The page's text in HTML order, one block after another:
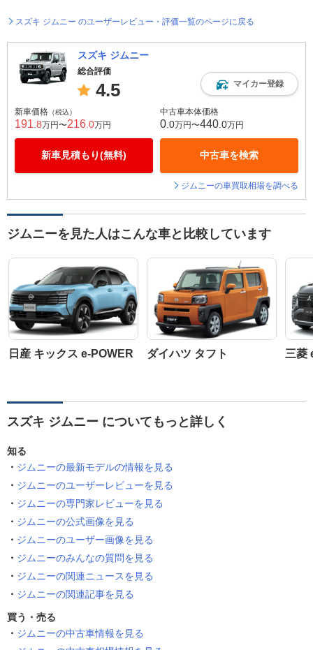
スズキ ジムニー のユーザーレビュー・評価一覧のページに戻る
スズキ ジムニー
総合評価
4.5 マイカー登録
新車価格 （税込）
191 .8万円〜216 .0万円
新車見積もり(無料)
中古車本体価格
0 .0万円〜440 .0万円
中古車を検索
ジムニーの車買取相場を調べる
ジムニーを見た人はこんな車と比較しています
日産 キックス e-POWER ダイハツ タフト 三菱
スズキ ジムニー についてもっと詳しく
知る
ジムニーの最新モデルの情報を見る
ジムニーのユーザーレビューを見る
ジムニーの専門家レビューを見る
ジムニーの公式画像を見る
ジムニーのユーザー画像を見る
ジムニーのみんなの質問を見る
ジムニーの関連ニュースを見る
ジムニーの関連記事を見る
買う・売る
ジムニーの中古車情報を見る